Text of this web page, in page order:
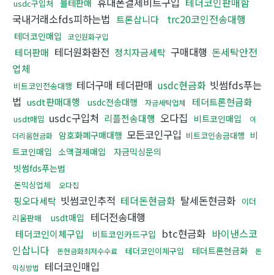
usdc구입처 블테판매
국내거래소fds피하는법 트론삽니다 trc20코인전송대행
테더코인매입 코인원화구입
테더판매 테더원화환전 정치자금세탁 구매대행 돈세탁안전
업체
비트코인전송대행 테더구매 테더판매 usdc현금화 빗썸fds푸는
법 usdt판매대행 usdc전송대행 자금세탁업체 테더트론현금화
usdt매입 usdc구입처 리플전송대행 오다집 비트코인매입
이
더리움현금화
암호화폐구매대행 모든코인구입 비트코인송금대행 비
트코인매입 소액결제매입
자금믹싱문의
빗썸fds푸는법
돈믹싱업체 오다집
핑오다세탁 빗썸코인추적 테더돈현금화 탈세돈현금화 이더
리움판매
usdt매입 테더전송대행
테더코인이체구입 비트코인카드구입 btc현금화 바이낸스코
인삽니다
돈현금화최저수수료 테더코인이체구입 테더트론현금화
돈
믹싱방법
테더코인매입